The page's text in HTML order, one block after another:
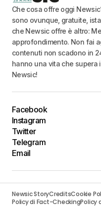
Che cosa offre oggi
sono ovunque, gratuite,
che Newsic offre è altro:
approfondimento. Non fai
contenuti non scadono in
hanno una vita che supera
Newsic!
Facebook
Instagram
Twitter
Telegram
Email
Newsic StoryCreditsCookie
Policy di Fact-CheckingPolicy